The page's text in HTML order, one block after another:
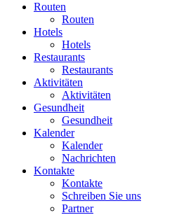
Routen
Routen
Hotels
Hotels
Restaurants
Restaurants
Aktivitäten
Aktivitäten
Gesundheit
Gesundheit
Kalender
Kalender
Nachrichten
Kontakte
Kontakte
Schreiben Sie uns
Partner